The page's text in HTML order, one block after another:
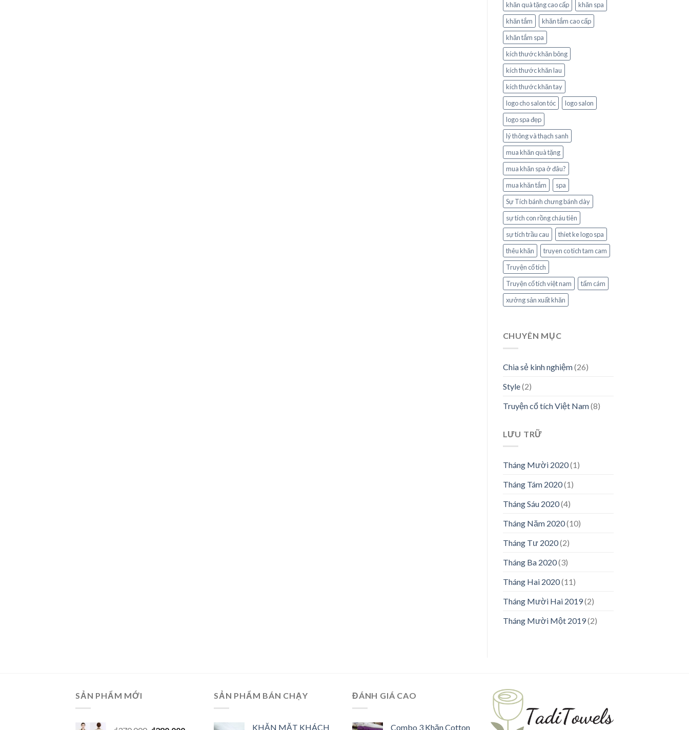
khăn quà tặng cao cấp
khăn spa
khăn tắm
khăn tắm cao cấp
khăn tắm spa
kích thước khăn bông
kích thước khăn lau
kích thước khăn tay
logo cho salon tóc
logo salon
logo spa đẹp
lý thông và thạch sanh
mua khăn quà tặng
mua khăn spa ở đâu?
mua khăn tắm
spa
Sự Tích bánh chưng bánh dày
sự tích con rồng cháu tiên
sự tích trầu cau
thiet ke logo spa
thêu khăn
truyen co tich tam cam
Truyện cổ tích
Truyện cổ tích việt nam
tấm cám
xưởng sản xuất khăn
CHUYÊN MỤC
Chia sẻ kinh nghiệm(26)
Style(2)
Truyện cổ tích Việt Nam(8)
LƯU TRỮ
Tháng Mười 2020(1)
Tháng Tám 2020(1)
Tháng Sáu 2020(4)
Tháng Năm 2020(10)
Tháng Tư 2020(2)
Tháng Ba 2020(3)
Tháng Hai 2020(11)
Tháng Mười Hai 2019(2)
Tháng Mười Một 2019(2)
SẢN PHẨM MỚI SẢN PHẨM BÁN CHẠY
KHĂN MẶT KHÁCH
ĐÁNH GIÁ CAO
Combo 3 Khăn Cotton